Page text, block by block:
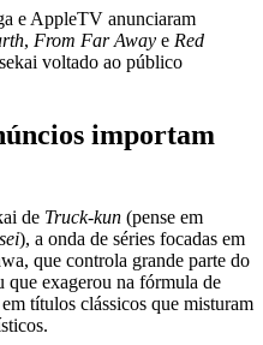
e AppleTV anunciaram
, From Far Away e Red
voltado ao público
importam
de Truck‑kun (pense em
), a onda de séries focadas em
que controla grande parte do
que exagerou na fórmula de
títulos clássicos que misturam